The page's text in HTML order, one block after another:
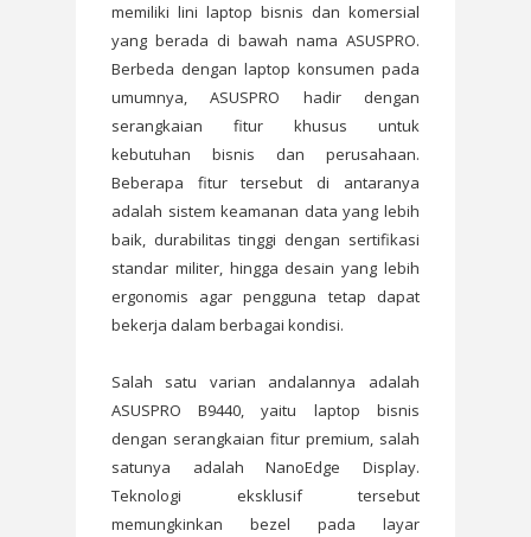
memiliki lini laptop bisnis dan komersial
yang berada di bawah nama ASUSPRO.
Berbeda dengan laptop konsumen pada
umumnya, ASUSPRO hadir dengan
serangkaian fitur khusus untuk
kebutuhan bisnis dan perusahaan.
Beberapa fitur tersebut di antaranya
adalah sistem keamanan data yang lebih
baik, durabilitas tinggi dengan sertifikasi
standar militer, hingga desain yang lebih
ergonomis agar pengguna tetap dapat
bekerja dalam berbagai kondisi.
Salah satu varian andalannya adalah
ASUSPRO B9440, yaitu laptop bisnis
dengan serangkaian fitur premium, salah
satunya adalah NanoEdge Display.
Teknologi eksklusif tersebut
memungkinkan bezel pada layar